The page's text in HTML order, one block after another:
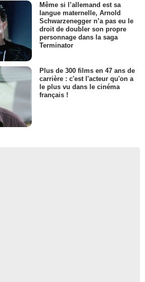
Même si l’allemand est sa
langue maternelle, Arnold
Schwarzenegger n’a pas eu le
droit de doubler son propre
personnage dans la saga
Terminator
Plus de 300 films en 47 ans de
carrière : c'est l'acteur qu'on a
le plus vu dans le cinéma
français !